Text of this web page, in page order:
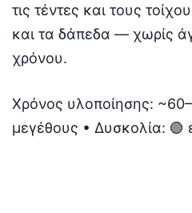
τις τέντες και τους
και τα δάπεδα — χωρίς
χρόνου.
Χρόνος υλοποίησης:
μεγέθους • Δυσκολία: 🟢